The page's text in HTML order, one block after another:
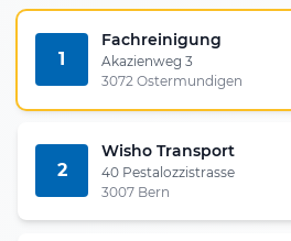
1
Fachreinigung
Akazienweg 3
3072 Ostermundigen
2
Wisho Transport
40 Pestalozzistrasse
3007 Bern